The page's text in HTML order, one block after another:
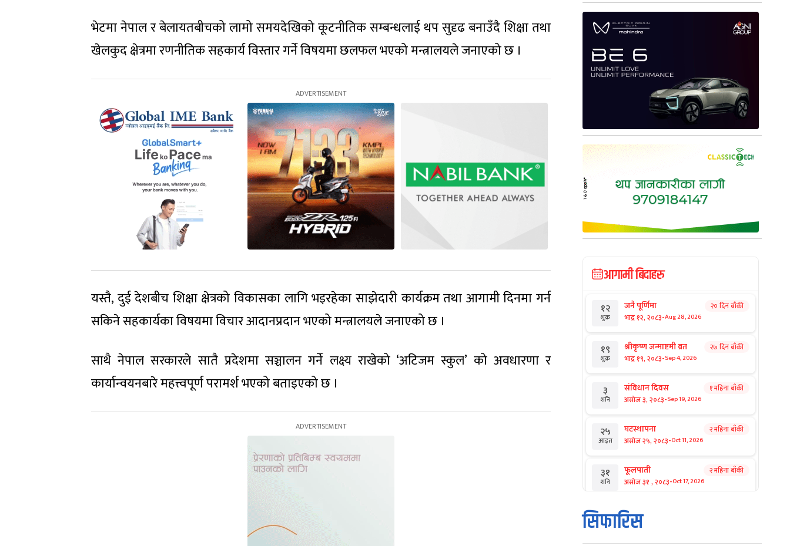
भेटमा नेपाल र बेलायतबीचको लामो समयदेखिको कूटनीतिक सम्बन्धलाई थप सुदृढ बनाउँदै शिक्षा तथा
खेलकुद क्षेत्रमा रणनीतिक सहकार्य विस्तार गर्ने विषयमा छलफल भएको मन्त्रालयले जनाएको छ ।
यस्तै, दुई देशबीच शिक्षा क्षेत्रको विकासका लागि भइरहेका साझेदारी कार्यक्रम तथा आगामी दिनमा गर्न
सकिने सहकार्यका विषयमा विचार आदानप्रदान भएको मन्त्रालयले जनाएको छ ।
साथै नेपाल सरकारले सातै प्रदेशमा सञ्चालन गर्ने लक्ष्य राखेको ‘अटिजम स्कुल’ को अवधारणा र
कार्यान्वयनबारे महत्त्वपूर्ण परामर्श भएको बताइएको छ ।
आगामी बिदाहरु
१२
शुक्र
जनै पूर्णिमा
भाद्र १२, २०८३-Aug 28, 2026
२० दिन बाँकी
१९
शुक्र
श्रीकृष्ण जन्माष्टमी व्रत
भाद्र १९, २०८३-Sep 4, 2026
२७ दिन बाँकी
३
शनि
संविधान दिवस
असोज ३, २०८३-Sep 19, 2026
१ महिना बाँकी
२५
आइत
घटस्थापना
असोज २५, २०८३-Oct 11, 2026
२ महिना बाँकी
३१
शनि
फूलपाती
असोज ३१ , २०८३-Oct 17, 2026
२ महिना बाँकी
१
आइत
कार्तिक सङ्क्रान्ति
कार्तिक १, २०८३
सिफारिस